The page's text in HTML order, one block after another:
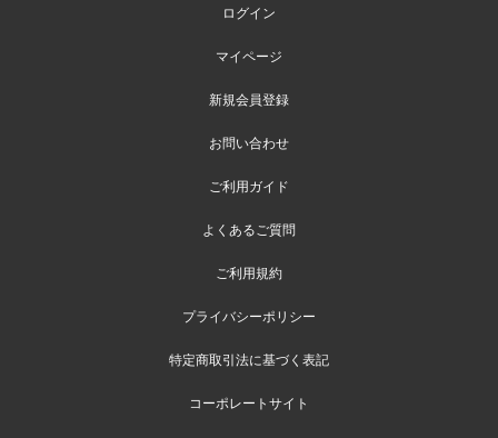
ログイン
マイページ
新規会員登録
お問い合わせ
ご利用ガイド
よくあるご質問
ご利用規約
プライバシーポリシー
特定商取引法に基づく表記
コーポレートサイト